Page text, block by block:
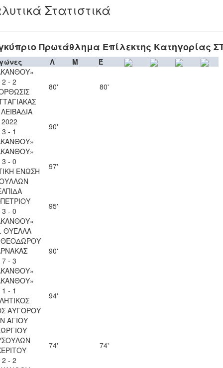
Στατιστικά
Πρωτάθλημα Επίλεκτης Κατηγορίας
Λ Μ
Έ
2 - 2
80' 80'
2022
3 - 1
90'
3 - 0
ΕΝΩΣΗ
97'
3 - 0
95'
ΘΥΕΛΛΑ
ΘΕΟΔΩΡΟΥ
7 - 3
90'
1 - 1
ΑΥΓΟΡΟΥ
94'
ΑΓΙΟΥ
2 - 2
74' 74'